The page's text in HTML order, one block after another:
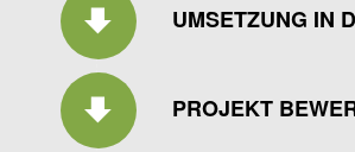
UMSETZUNG IN
PROJEKT